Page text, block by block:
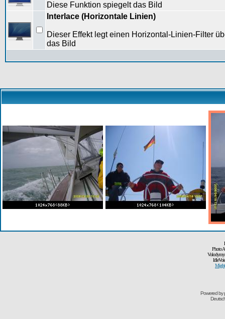
Diese Funktion spiegelt das Bild
Interlace (Horizontale Linien)
Dieser Effekt legt einen Horizontal-Linien-Filter
das Bild
Photo
Powered by